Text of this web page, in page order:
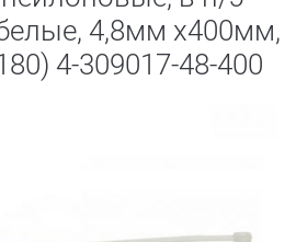
белые, 4,8мм х400мм,
4-309017-48-400